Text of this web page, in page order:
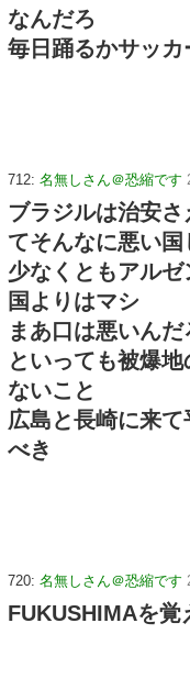
なんだろ
毎日踊るかサッ
712: 名無しさん＠恐縮です
ブラジルは治安
てそんなに悪い
少なくともアル
国よりはマシ
まあ口は悪いんだ
といっても被爆
ないこと
広島と長崎に来
べき
720: 名無しさん＠恐縮です
FUKUSHIMAを覚